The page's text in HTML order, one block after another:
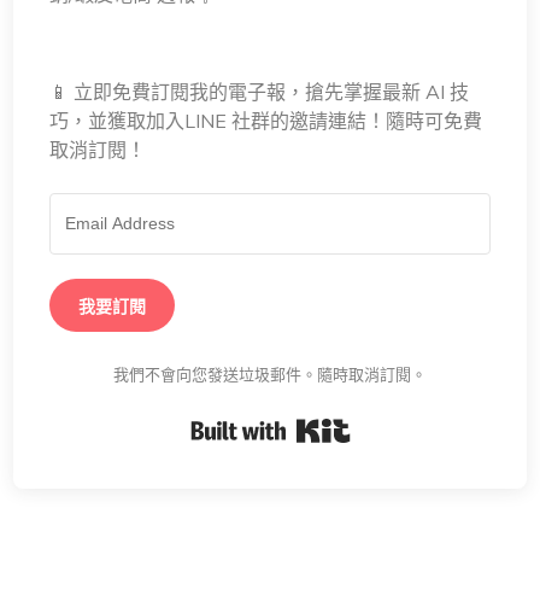
📱 立即免費訂閱我的電子報，搶先掌握最新 AI 技
巧，並獲取加入LINE 社群的邀請連結！隨時可免費
取消訂閱！
我要訂閱
我們不會向您發送垃圾郵件。隨時取消訂閱。
Built with Kit